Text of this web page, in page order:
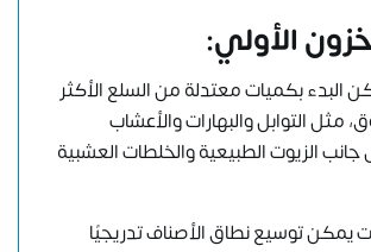
الأولي:
البدء بكميات معتدلة من السلع الأكثر
مثل التوابل والبهارات والأعشاب
جانب الزيوت الطبيعية والخلطات العشبية
يمكن توسيع نطاق الأصناف تدريجيًا